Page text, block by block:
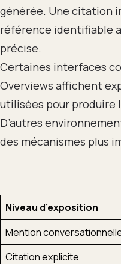
générée. Une citation
référence identifiable
précise.
Certaines interfaces
Overviews affichent
utilisées pour produire
D’autres
des mécanismes plus
Niveau d’exposition
Mention
Citation explicite